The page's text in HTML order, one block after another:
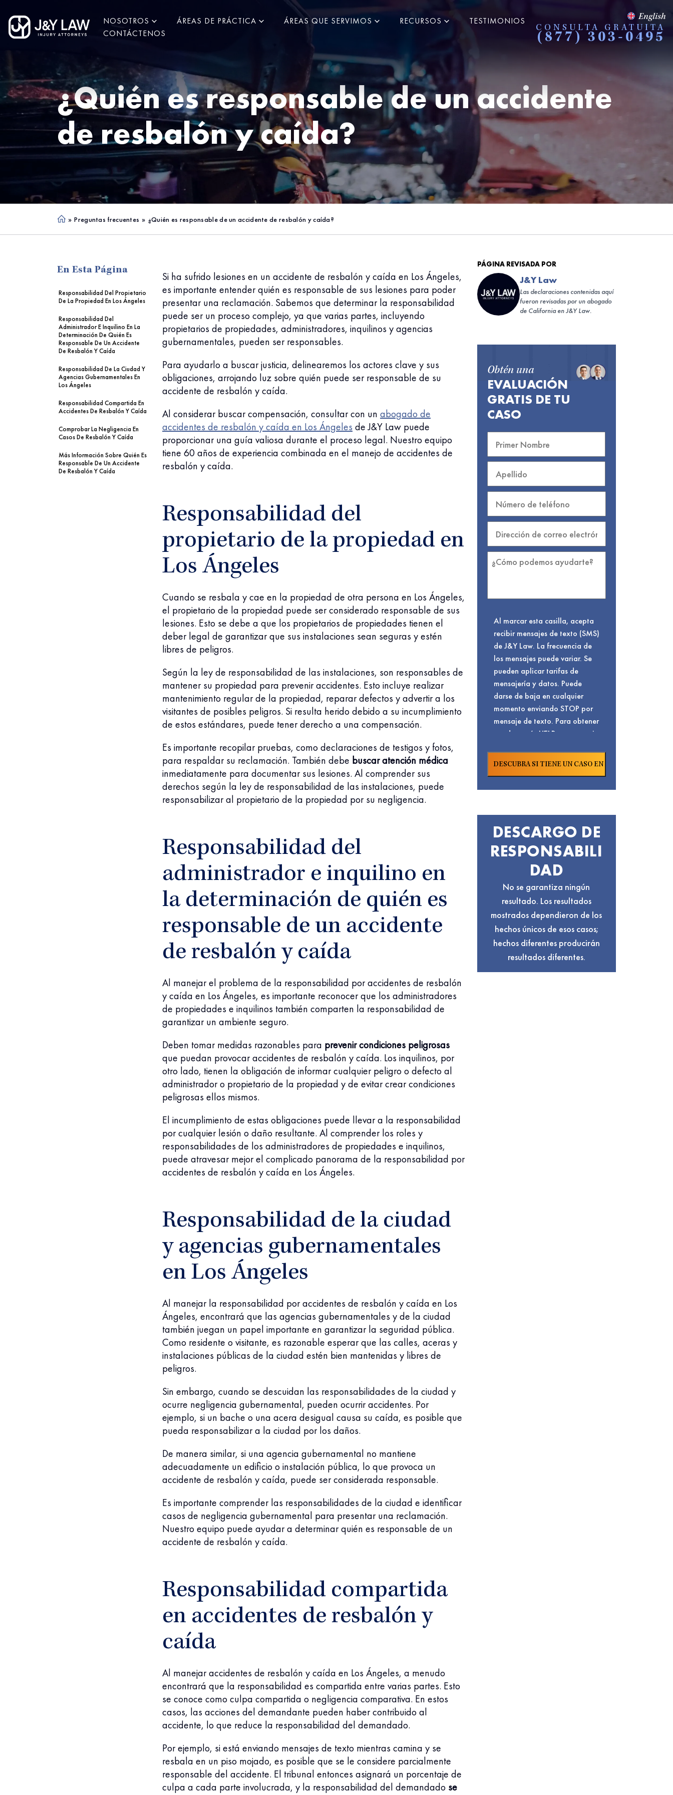
NOSOTROS ÁREAS DE PRÁCTICA ÁREAS QUE SERVIMOS RECURSOS
TESTIMONIOS
CONTÁCTENOS
English
CONSULTA GRATUITA
(877) 303-0495
¿Quién es responsable de un accidente
de resbalón y caída?
Ho » Preguntas frecuentes » ¿Quién es responsable de un accidente de resbalón y caída?
En Esta Página
Responsabilidad Del Propietario
De La Propiedad En Los Ángeles
Responsabilidad Del
Administrador E Inquilino En La
Determinación De Quién Es
Responsable De Un Accidente
De Resbalón Y Caída
Responsabilidad De La Ciudad Y
Agencias Gubernamentales En
Los Ángeles
Responsabilidad Compartida En
Accidentes De Resbalón Y Caída
Comprobar La Negligencia En
Casos De Resbalón Y Caída
Más Información Sobre Quién Es
Responsable De Un Accidente
De Resbalón Y Caída
Si ha sufrido lesiones en un accidente de resbalón y caída en Los Ángeles,
es importante entender quién es responsable de sus lesiones para poder
presentar una reclamación. Sabemos que determinar la responsabilidad
puede ser un proceso complejo, ya que varias partes, incluyendo
propietarios de propiedades, administradores, inquilinos y agencias
gubernamentales, pueden ser responsables.
Para ayudarlo a buscar justicia, delinearemos los actores clave y sus
obligaciones, arrojando luz sobre quién puede ser responsable de su
accidente de resbalón y caída.
Al considerar buscar compensación, consultar con un abogado de
accidentes de resbalón y caída en Los Ángeles de J&Y Law puede
proporcionar una guía valiosa durante el proceso legal. Nuestro equipo
tiene 60 años de experiencia combinada en el manejo de accidentes de
resbalón y caída.
Responsabilidad del
propietario de la propiedad en
Los Ángeles
Cuando se resbala y cae en la propiedad de otra persona en Los Ángeles,
el propietario de la propiedad puede ser considerado responsable de sus
lesiones. Esto se debe a que los propietarios de propiedades tienen el
deber legal de garantizar que sus instalaciones sean seguras y estén
libres de peligros.
Según la ley de responsabilidad de las instalaciones, son responsables de
mantener su propiedad para prevenir accidentes. Esto incluye realizar
mantenimiento regular de la propiedad, reparar defectos y advertir a los
visitantes de posibles peligros. Si resulta herido debido a su incumplimiento
de estos estándares, puede tener derecho a una compensación.
Es importante recopilar pruebas, como declaraciones de testigos y fotos,
para respaldar su reclamación. También debe buscar atención médica
inmediatamente para documentar sus lesiones. Al comprender sus
derechos según la ley de responsabilidad de las instalaciones, puede
responsabilizar al propietario de la propiedad por su negligencia.
Responsabilidad del
administrador e inquilino en
la determinación de quién es
responsable de un accidente
de resbalón y caída
Al manejar el problema de la responsabilidad por accidentes de resbalón
y caída en Los Ángeles, es importante reconocer que los administradores
de propiedades e inquilinos también comparten la responsabilidad de
garantizar un ambiente seguro.
Deben tomar medidas razonables para prevenir condiciones peligrosas
que puedan provocar accidentes de resbalón y caída. Los inquilinos, por
otro lado, tienen la obligación de informar cualquier peligro o defecto al
administrador o propietario de la propiedad y de evitar crear condiciones
peligrosas ellos mismos.
El incumplimiento de estas obligaciones puede llevar a la responsabilidad
por cualquier lesión o daño resultante. Al comprender los roles y
responsabilidades de los administradores de propiedades e inquilinos,
puede atravesar mejor el complicado panorama de la responsabilidad por
accidentes de resbalón y caída en Los Ángeles.
Responsabilidad de la ciudad
y agencias gubernamentales
en Los Ángeles
Al manejar la responsabilidad por accidentes de resbalón y caída en Los
Ángeles, encontrará que las agencias gubernamentales y de la ciudad
también juegan un papel importante en garantizar la seguridad pública.
Como residente o visitante, es razonable esperar que las calles, aceras y
instalaciones públicas de la ciudad estén bien mantenidas y libres de
peligros.
Sin embargo, cuando se descuidan las responsabilidades de la ciudad y
ocurre negligencia gubernamental, pueden ocurrir accidentes. Por
ejemplo, si un bache o una acera desigual causa su caída, es posible que
pueda responsabilizar a la ciudad por los daños.
De manera similar, si una agencia gubernamental no mantiene
adecuadamente un edificio o instalación pública, lo que provoca un
accidente de resbalón y caída, puede ser considerada responsable.
Es importante comprender las responsabilidades de la ciudad e identificar
casos de negligencia gubernamental para presentar una reclamación.
Nuestro equipo puede ayudar a determinar quién es responsable de un
accidente de resbalón y caída.
Responsabilidad compartida
en accidentes de resbalón y
caída
Al manejar accidentes de resbalón y caída en Los Ángeles, a menudo
encontrará que la responsabilidad es compartida entre varias partes. Esto
se conoce como culpa compartida o negligencia comparativa. En estos
casos, las acciones del demandante pueden haber contribuido al
accidente, lo que reduce la responsabilidad del demandado.
Por ejemplo, si está enviando mensajes de texto mientras camina y se
resbala en un piso mojado, es posible que se le considere parcialmente
responsable del accidente. El tribunal entonces asignará un porcentaje de
culpa a cada parte involucrada, y la responsabilidad del demandado se
PÁGINA REVISADA POR
J&Y Law
Las declaraciones contenidas aquí
fueron revisadas por un abogado
de California en J&Y Law.
Obtén una
EVALUACIÓN
GRATIS DE TU
CASO
Al marcar esta casilla, acepta
recibir mensajes de texto (SMS)
de J&Y Law. La frecuencia de
los mensajes puede variar. Se
pueden aplicar tarifas de
mensajería y datos. Puede
darse de baja en cualquier
momento enviando STOP por
mensaje de texto. Para obtener
ayuda, envíe HELP por mensaje
DESCARGO DE
RESPONSABILI
DAD
No se garantiza ningún
resultado. Los resultados
mostrados dependieron de los
hechos únicos de esos casos;
hechos diferentes producirán
resultados diferentes.